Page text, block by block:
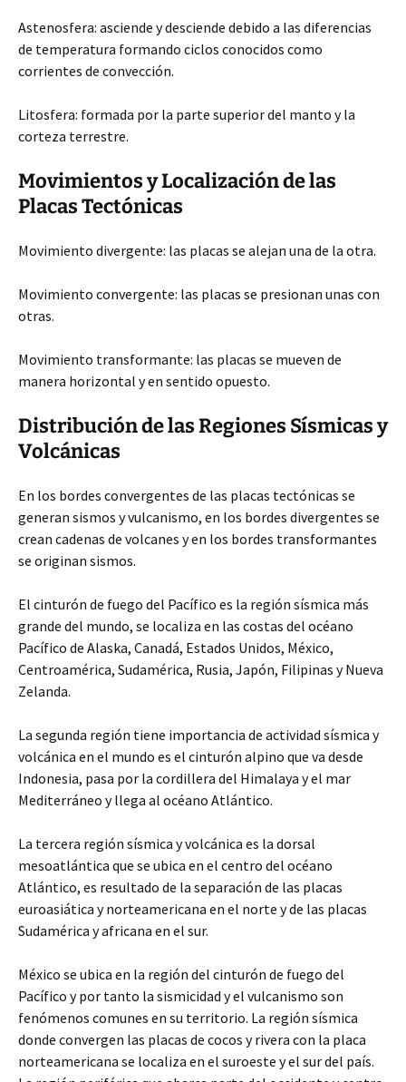
Astenosfera: asciende y desciende debido a las diferencias
de temperatura formando ciclos conocidos como
corrientes de convección.
Litosfera: formada por la parte superior del manto y la
corteza terrestre.
Movimientos y Localización de las
Placas Tectónicas
Movimiento divergente: las placas se alejan una de la otra.
Movimiento convergente: las placas se presionan unas con
otras.
Movimiento transformante: las placas se mueven de
manera horizontal y en sentido opuesto.
Distribución de las Regiones Sísmicas y
Volcánicas
En los bordes convergentes de las placas tectónicas se
generan sismos y vulcanismo, en los bordes divergentes se
crean cadenas de volcanes y en los bordes transformantes
se originan sismos.
El cinturón de fuego del Pacífico es la región sísmica más
grande del mundo, se localiza en las costas del océano
Pacífico de Alaska, Canadá, Estados Unidos, México,
Centroamérica, Sudamérica, Rusia, Japón, Filipinas y Nueva
Zelanda.
La segunda región tiene importancia de actividad sísmica y
volcánica en el mundo es el cinturón alpino que va desde
Indonesia, pasa por la cordillera del Himalaya y el mar
Mediterráneo y llega al océano Atlántico.
La tercera región sísmica y volcánica es la dorsal
mesoatlántica que se ubica en el centro del océano
Atlántico, es resultado de la separación de las placas
euroasiática y norteamericana en el norte y de las placas
Sudamérica y africana en el sur.
México se ubica en la región del cinturón de fuego del
Pacífico y por tanto la sismicidad y el vulcanismo son
fenómenos comunes en su territorio. La región sísmica
donde convergen las placas de cocos y rivera con la placa
norteamericana se localiza en el suroeste y el sur del país.